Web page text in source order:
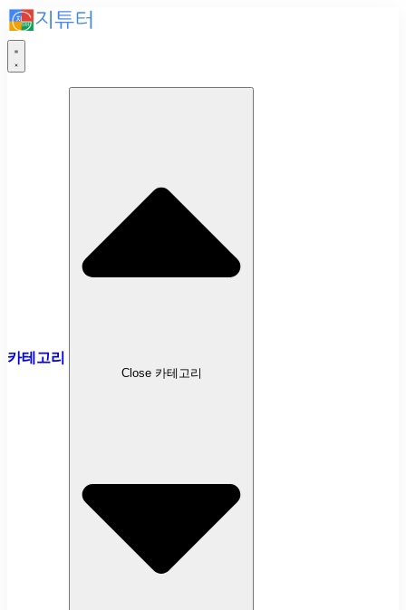
카테고리
Close 카테고리